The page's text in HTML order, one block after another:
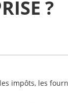
?
impôts, les